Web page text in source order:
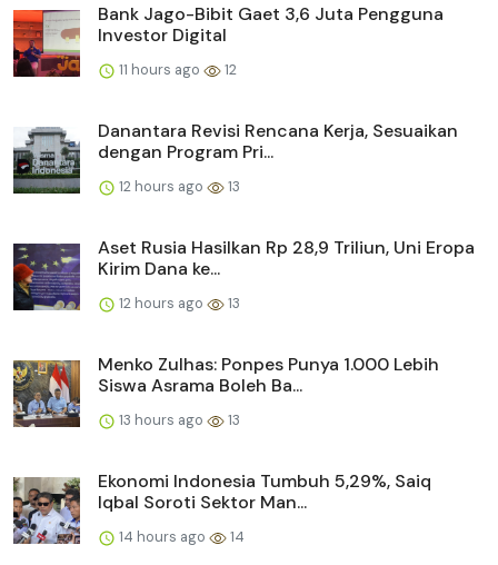
Bank Jago-Bibit Gaet 3,6 Juta Pengguna
Investor Digital
11 hours ago 12
Danantara Revisi Rencana Kerja, Sesuaikan
dengan Program Pri...
12 hours ago 13
Aset Rusia Hasilkan Rp 28,9 Triliun, Uni Eropa
Kirim Dana ke...
12 hours ago 13
Menko Zulhas: Ponpes Punya 1.000 Lebih
Siswa Asrama Boleh Ba...
13 hours ago 13
Ekonomi Indonesia Tumbuh 5,29%, Saiq
Iqbal Soroti Sektor Man...
14 hours ago 14